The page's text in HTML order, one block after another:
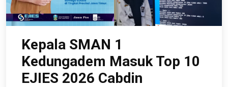
Kepala SMAN 1
Kedungadem Masuk Top 10
EJIES 2026 Cabdin